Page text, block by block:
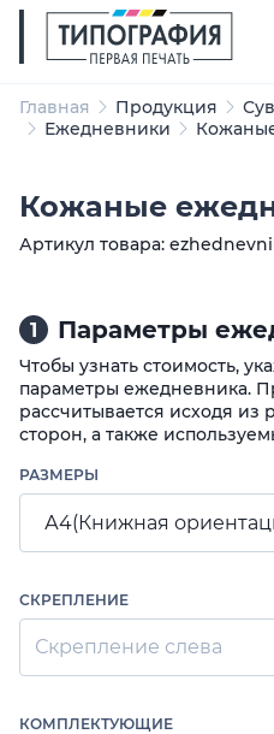
Главная Продукция
Ежедневники
Кожаные
Артикул товара:
1 Параметры
Чтобы узнать стоимость,
параметры ежедневника.
рассчитывается исходя из
сторон, а также
РАЗМЕРЫ
СКРЕПЛЕНИЕ
Скрепление слева
КОМПЛЕКТУЮЩИЕ